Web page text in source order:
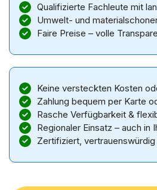
Qualifizierte Fachleute mit
Umwelt- und
Faire Preise – volle
Keine versteckten Kosten
Zahlung bequem per Karte
Rasche Verfügbarkeit &
Regionaler Einsatz – auch in
Zertifiziert,